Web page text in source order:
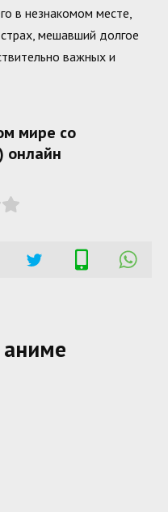
в незнакомом месте,
мешавший долгое
важных и
мире со
онлайн